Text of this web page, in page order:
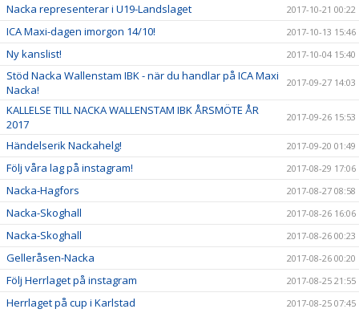
Nacka representerar i U19-Landslaget 2017-10-21 00:22
ICA Maxi-dagen imorgon 14/10! 2017-10-13 15:46
Ny kanslist! 2017-10-04 15:40
Stöd Nacka Wallenstam IBK - när du handlar på ICA Maxi
Nacka!
2017-09-27 14:03
KALLELSE TILL NACKA WALLENSTAM IBK ÅRSMÖTE ÅR
2017
2017-09-26 15:53
Händelserik Nackahelg! 2017-09-20 01:49
Följ våra lag på instagram! 2017-08-29 17:06
Nacka-Hagfors 2017-08-27 08:58
Nacka-Skoghall 2017-08-26 16:06
Nacka-Skoghall 2017-08-26 00:23
Gelleråsen-Nacka 2017-08-26 00:20
Följ Herrlaget på instagram 2017-08-25 21:55
Herrlaget på cup i Karlstad 2017-08-25 07:45